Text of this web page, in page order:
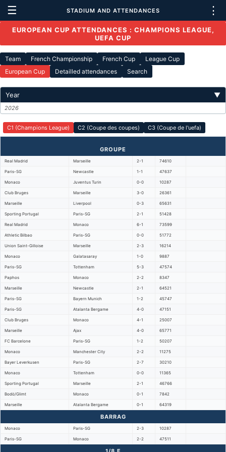
☰ STADIUM AND ATTENDANCES ⋮
EUROPEAN CUP ATTENDANCES : CHAMPIONS LEAGUE,
UEFA CUP
Team French Championship French Cup
League Cup
European Cup
Detailled attendances Search
Year ▼
2026
C1 (Champions League) C2 (Coupe des coupes) C3 (Coupe de l'uefa)
GROUPE
Real Madrid Marseille 2-1 74610
Paris-SG Newcastle 1-1 47637
Monaco Juventus Turin 0-0 10287
Club Bruges Marseille 3-0 26361
Marseille Liverpool 0-3 65631
Sporting Portugal Paris-SG 2-1 51428
Real Madrid Monaco 6-1 73599
Athletic Bilbao Paris-SG 0-0 51772
Union Saint-Gilloise Marseille 2-3 16214
Monaco Galatasaray 1-0 9887
Paris-SG Tottenham 5-3 47574
Paphos Monaco 2-2 8347
Marseille Newcastle 2-1 64521
Paris-SG Bayern Munich 1-2 45747
Paris-SG Atalanta Bergame 4-0 47151
Club Bruges Monaco 4-1 25007
Marseille Ajax 4-0 65771
FC Barcelone Paris-SG 1-2 50207
Monaco Manchester City 2-2 11275
Bayer Leverkusen Paris-SG 2-7 30210
Monaco Tottenham 0-0 11365
Sporting Portugal Marseille 2-1 46766
Bodö/Glimt Monaco 0-1 7842
Marseille Atalanta Bergame 0-1 64319
BARRAG
Monaco Paris-SG 2-3 10287
Paris-SG Monaco 2-2 47511